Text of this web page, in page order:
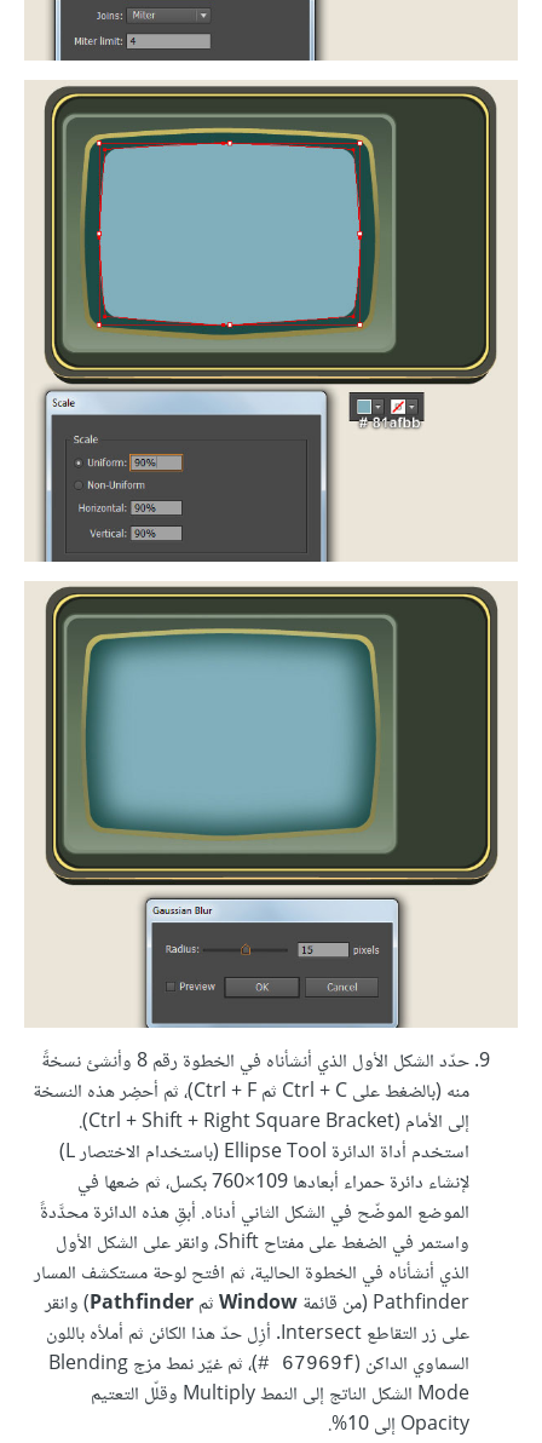
حدّد الشكل الأول الذي أنشأناه في الخطوة رقم 8 وأنشئ نسخةً
منه (بالضغط على Ctrl + C ثم Ctrl + F)، ثم أحضِر هذه النسخة
إلى الأمام (Ctrl + Shift + Right Square Bracket).
استخدم أداة الدائرة Ellipse Tool (باستخدام الاختصار L)
لإنشاء دائرة حمراء أبعادها 760‎×109 بكسل، ثم ضعها في
الموضع الموضّح في الشكل الثاني أدناه. أبقِ هذه الدائرة محدَّدةً
واستمر في الضغط على مفتاح Shift، وانقر على الشكل الأول
الذي أنشأناه في الخطوة الحالية، ثم افتح لوحة مستكشف المسار
Pathfinder (من قائمة
WindowثمPathfinder) وانقر
على زر التقاطع Intersect. أزِل حدّ هذا الكائن ثم أملأه باللون
السماوي الداكن (‎# 67969f
)، ثم غيّر نمط مزج Blending
Mode الشكل الناتج إلى النمط Multiply وقلّل التعتيم
Opacity إلى 10%.